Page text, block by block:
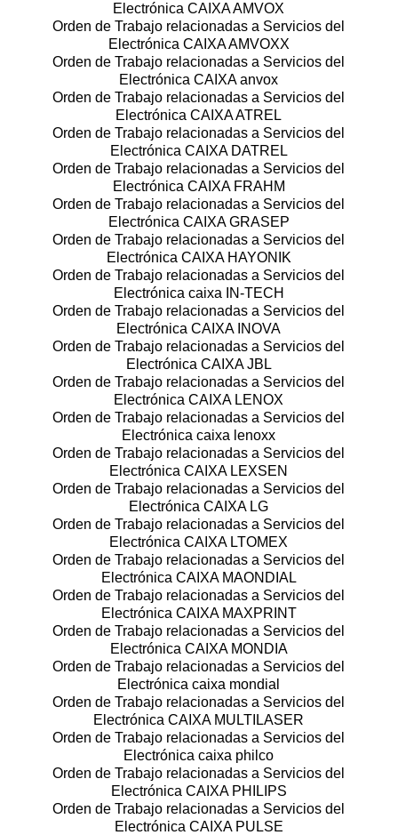
Electrónica CAIXA AMVOX
Orden de Trabajo relacionadas a Servicios del
Electrónica CAIXA AMVOXX
Orden de Trabajo relacionadas a Servicios del
Electrónica CAIXA anvox
Orden de Trabajo relacionadas a Servicios del
Electrónica CAIXA ATREL
Orden de Trabajo relacionadas a Servicios del
Electrónica CAIXA DATREL
Orden de Trabajo relacionadas a Servicios del
Electrónica CAIXA FRAHM
Orden de Trabajo relacionadas a Servicios del
Electrónica CAIXA GRASEP
Orden de Trabajo relacionadas a Servicios del
Electrónica CAIXA HAYONIK
Orden de Trabajo relacionadas a Servicios del
Electrónica caixa IN-TECH
Orden de Trabajo relacionadas a Servicios del
Electrónica CAIXA INOVA
Orden de Trabajo relacionadas a Servicios del
Electrónica CAIXA JBL
Orden de Trabajo relacionadas a Servicios del
Electrónica CAIXA LENOX
Orden de Trabajo relacionadas a Servicios del
Electrónica caixa lenoxx
Orden de Trabajo relacionadas a Servicios del
Electrónica CAIXA LEXSEN
Orden de Trabajo relacionadas a Servicios del
Electrónica CAIXA LG
Orden de Trabajo relacionadas a Servicios del
Electrónica CAIXA LTOMEX
Orden de Trabajo relacionadas a Servicios del
Electrónica CAIXA MAONDIAL
Orden de Trabajo relacionadas a Servicios del
Electrónica CAIXA MAXPRINT
Orden de Trabajo relacionadas a Servicios del
Electrónica CAIXA MONDIA
Orden de Trabajo relacionadas a Servicios del
Electrónica caixa mondial
Orden de Trabajo relacionadas a Servicios del
Electrónica CAIXA MULTILASER
Orden de Trabajo relacionadas a Servicios del
Electrónica caixa philco
Orden de Trabajo relacionadas a Servicios del
Electrónica CAIXA PHILIPS
Orden de Trabajo relacionadas a Servicios del
Electrónica CAIXA PULSE